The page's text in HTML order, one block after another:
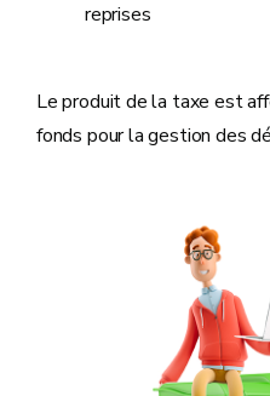
reprises
Le produit de la taxe est
fonds pour la gestion des